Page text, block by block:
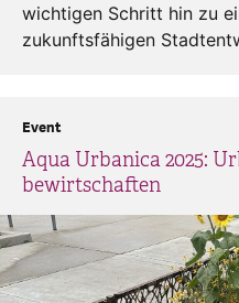
wichtigen Schritt hin zu
zukunftsfähigen
Aqua Urbanica 2025:
bewirtschaften
Event